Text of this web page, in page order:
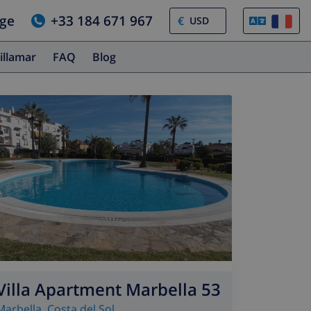
+33 184 671 967 €
FAQ Blog
Apartment Marbella 53